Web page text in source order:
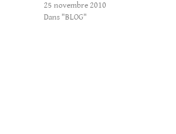
25 novembre 2010
Dans "BLOG"